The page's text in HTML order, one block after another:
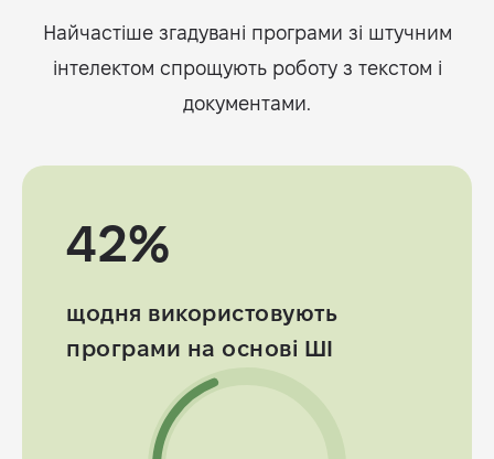
Найчастіше згадувані програми зі штучним
інтелектом спрощують роботу з текстом і
документами.
42%
щодня використовують
програми на основі ШІ